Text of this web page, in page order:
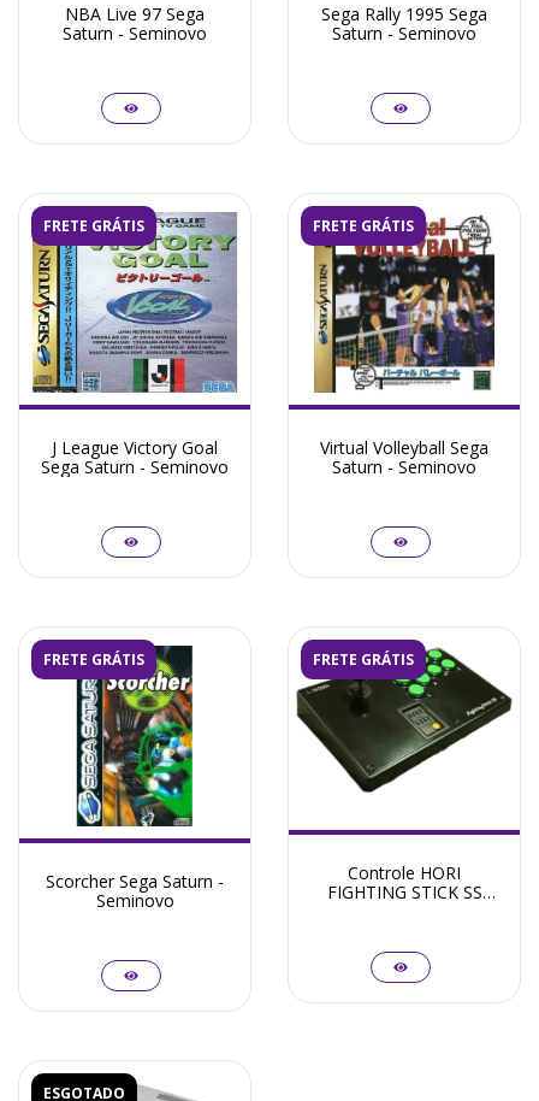
NBA Live 97 Sega
Saturn - Seminovo
Sega Rally 1995 Sega
Saturn - Seminovo
FRETE GRÁTIS
J League Victory Goal
Sega Saturn - Seminovo
FRETE GRÁTIS
Virtual Volleyball Sega
Saturn - Seminovo
FRETE GRÁTIS
Scorcher Sega Saturn -
Seminovo
FRETE GRÁTIS
Controle HORI
FIGHTING STICK SS
ESGOTADO